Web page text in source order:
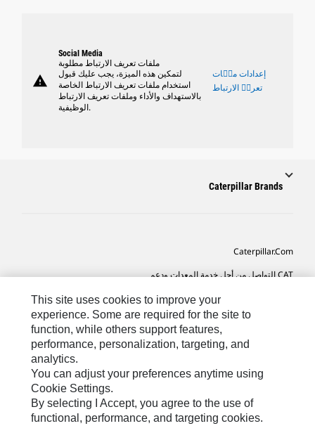
warning
Social Media
ملفات تعريف الارتباط مطلوبة
لتمكين هذه الميزة، يجب عليك قبول
استخدام ملفات تعريف الارتباط الخاصة
بالاستهداف والأداء وملفات تعريف الارتباط
الوظيفية.
إعدادات ملٝات
تعريٝ الارتباط
Caterpillar Brands
Caterpillar.com
CAT التواصل من أجل خدمة المعدات ودعم
تفضيلات التسويق الخاصة بي
خريطة الموقع
Cookie Settings
This site uses cookies to improve your
experience. Some are required for the site to
function, while others support features,
performance, personalization, targeting, and
analytics.
You can adjust your preferences anytime using
Cookie Settings.
By selecting I Accept, you agree to the use of
functional, performance, and targeting cookies.